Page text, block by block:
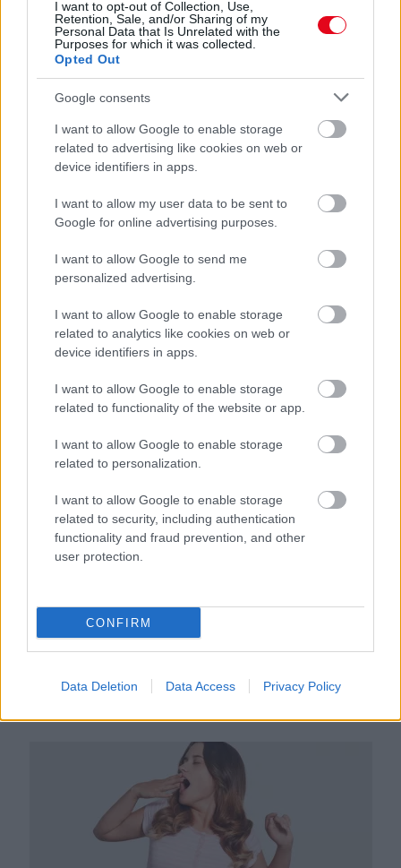
I want to opt-out of Collection, Use,
Retention, Sale, and/or Sharing of my
Personal Data that Is Unrelated with the
Purposes for which it was collected.
Opted Out
Google consents
I want to allow Google to enable storage
related to advertising like cookies on web or
device identifiers in apps.
I want to allow my user data to be sent to
Google for online advertising purposes.
I want to allow Google to send me
personalized advertising.
I want to allow Google to enable storage
related to analytics like cookies on web or
device identifiers in apps.
I want to allow Google to enable storage
related to functionality of the website or app.
I want to allow Google to enable storage
related to personalization.
I want to allow Google to enable storage
related to security, including authentication
functionality and fraud prevention, and other
user protection.
CONFIRM
Data Deletion Data Access Privacy Policy
VITAMINHIÁNY – ILYEN JELEKRE FIGYELJ
Erre figyelj!
24 ÓRA TOVÁBBI HÍREI
24 óra
Egyre több embernél jelentkezik ez a hiányállapot – az
első jelek szinte észrevehetetlenek
próbál figyelmeztetni